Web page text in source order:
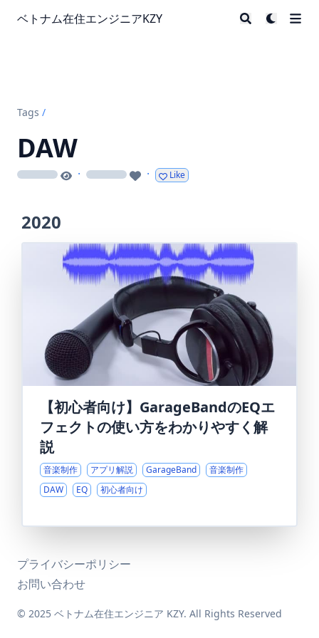
ベトナム在住エンジニアKZY
Tags /
DAW
loading · loading · Like
2020
【初心者向け】GarageBandのEQエ
フェクトの使い方をわかりやすく解
説
音楽制作 アプリ解説 GarageBand
音楽制作
DAW
EQ 初心者向け
プライバシーポリシー
お問い合わせ
© 2025 ベトナム在住エンジニア KZY. All Rights Reserved